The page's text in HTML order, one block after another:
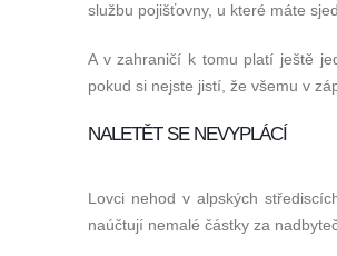
službu pojišťovny, u které máte
A v zahraničí k tomu platí ještě
pokud si nejste jistí, že všemu v
NALETĚT SE NEVYPLÁCÍ
Lovci nehod v alpských
naúčtují nemalé částky za